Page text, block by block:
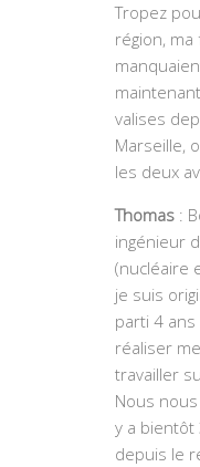
Tropez
région,
valises
Marseille,
les deux
Thomas :
ingénieur
(nucléaire
je suis
parti 4
réaliser
travailler
Nous
y a bientôt
depuis le